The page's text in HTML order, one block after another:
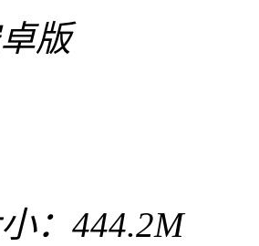
版
： 444.2M